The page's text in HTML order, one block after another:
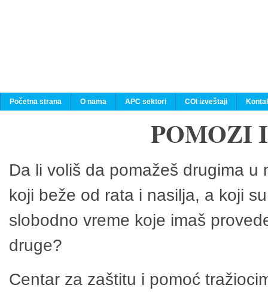
Početna strana O nama APC sektori COI izveštaji
POMOZI
Da li voliš da pomažeš drugima
koji beže od rata i nasilja, a koji
slobodno vreme koje imaš
druge?
Centar za zaštitu i pomoć